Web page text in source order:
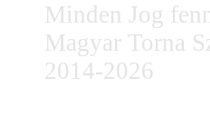
Minden Jog
Magyar Torna
2014-2026